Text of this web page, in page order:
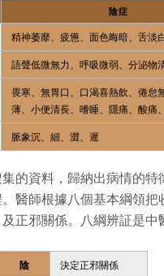
陰症
精神萎靡、疲憊、面色晦暗、舌淡
語聲低微無力、呼吸微弱、分泌物
畏寒、無胃口、口渴喜熱飲、倦怠
薄、小便清長、嗜睡、隱痛、酸痛
脈象沉、細、澀、遲
的資料，歸納出病情的
醫師根據八個基本綱領
正邪關係。八綱辨証是中
陰
決定正邪關係